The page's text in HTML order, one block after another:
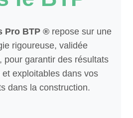
Pro BTP ® repose sur une
rigoureuse, validée
pour garantir des résultats
exploitables dans vos
dans la construction.